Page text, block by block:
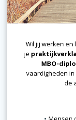
Wil jij werken en
je
MBO-
vaardigheden
de